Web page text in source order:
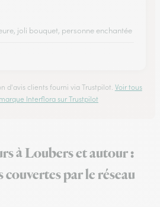
joli bouquet, personne enchantée
d'avis clients fourni via Trustpilot. Voir tous
Interflora sur Trustpilot
à Loubers et autour :
couvertes par le réseau